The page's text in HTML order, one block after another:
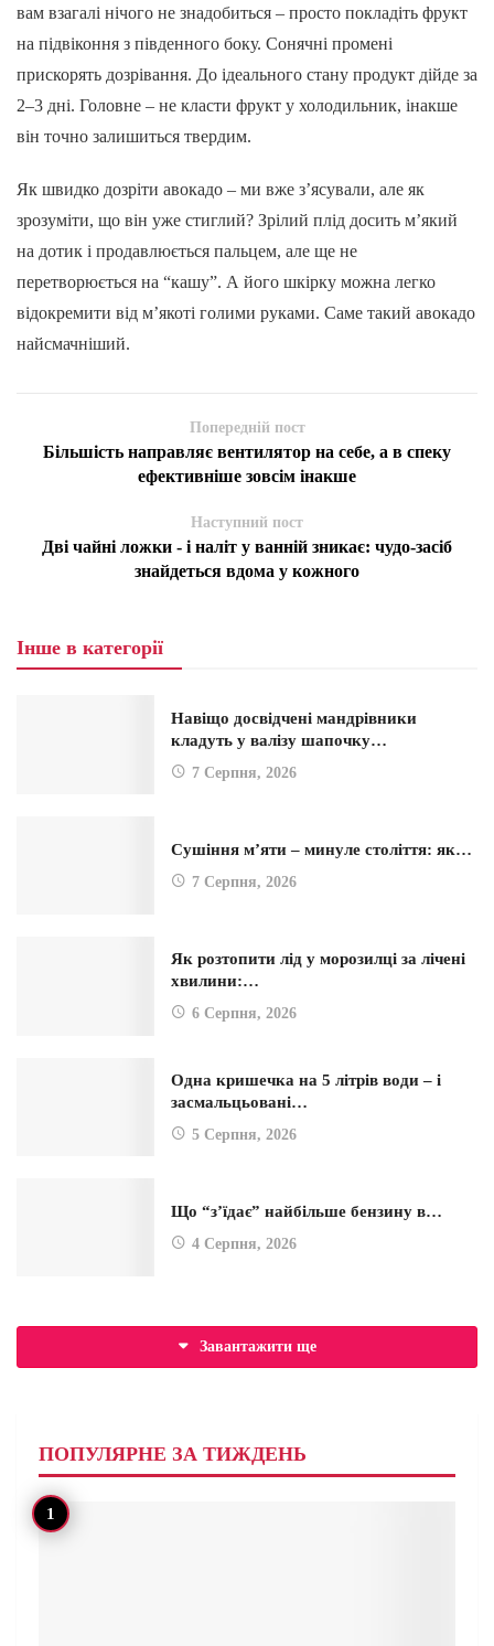
вам взагалі нічого не знадобиться – просто покладіть фрукт
на підвіконня з південного боку. Сонячні промені
прискорять дозрівання. До ідеального стану продукт дійде за
2–3 дні. Головне – не класти фрукт у холодильник, інакше
він точно залишиться твердим.
Як швидко дозріти авокадо – ми вже з’ясували, але як
зрозуміти, що він уже стиглий? Зрілий плід досить м’який
на дотик і продавлюється пальцем, але ще не
перетворюється на “кашу”. А його шкірку можна легко
відокремити від м’якоті голими руками. Саме такий авокадо
найсмачніший.
Попередній пост
Більшість направляє вентилятор на себе, а в спеку
ефективніше зовсім інакше
Наступний пост
Дві чайні ложки - і наліт у ванній зникає: чудо-засіб
знайдеться вдома у кожного
Інше в категорії
Навіщо досвідчені мандрівники
кладуть у валізу шапочку…
7 Серпня, 2026
Сушіння м’яти – минуле століття: як…
7 Серпня, 2026
Як розтопити лід у морозилці за лічені
хвилини:…
6 Серпня, 2026
Одна кришечка на 5 літрів води – і
засмальцьовані…
5 Серпня, 2026
Що “з’їдає” найбільше бензину в…
4 Серпня, 2026
Завантажити ще
ПОПУЛЯРНЕ ЗА ТИЖДЕНЬ